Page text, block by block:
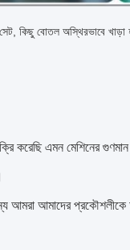
কিছু বোতল অস্থিরভাবে
করেছি এমন মেশিনের
আমাদের প্রকৌশলীকে